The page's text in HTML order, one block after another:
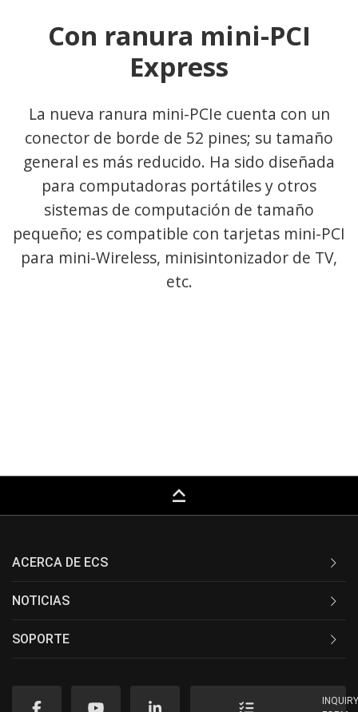
Con ranura mini-PCI
Express
La nueva ranura mini-PCIe cuenta con un
conector de borde de 52 pines; su tamaño
general es más reducido. Ha sido diseñada
para computadoras portátiles y otros
sistemas de computación de tamaño
pequeño; es compatible con tarjetas mini-PCI
para mini-Wireless, minisintonizador de TV,
etc.
keyboard_capslock
ACERCA DE ECS
NOTICIAS
SOPORTE